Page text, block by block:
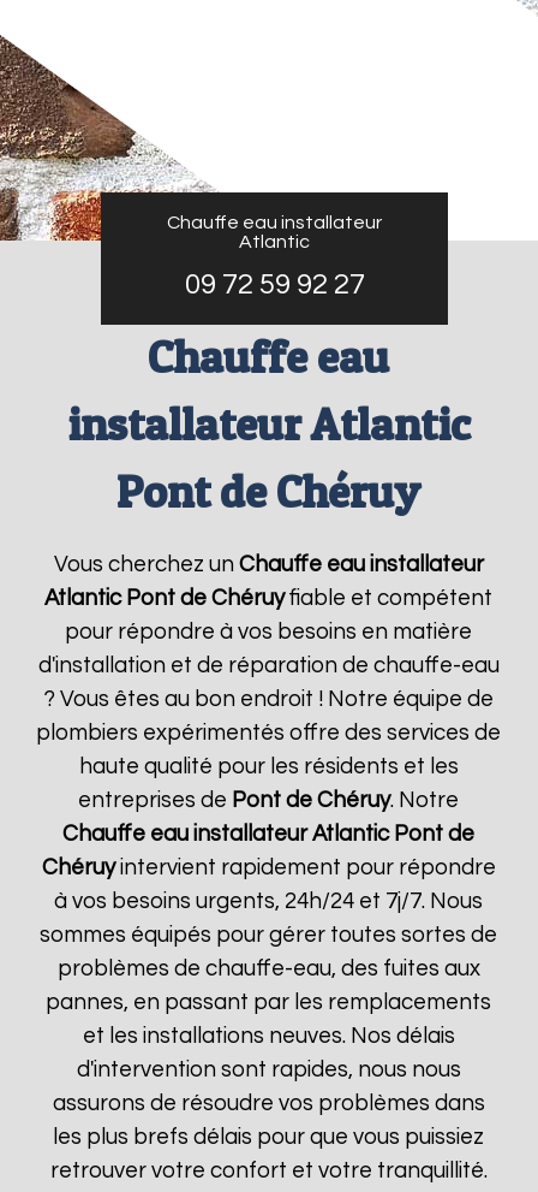
Chauffe eau installateur
Atlantic
09 72 59 92 27
Chauffe eau
installateur Atlantic
Pont de Chéruy
Vous cherchez un Chauffe eau installateur
Atlantic Pont de Chéruyfiable et compétent
pour répondre à vos besoins en matière
d'installation et de réparation de chauffe-eau
? Vous êtes au bon endroit ! Notre équipe de
plombiers expérimentés offre des services de
haute qualité pour les résidents et les
entreprises de Pont de Chéruy. Notre
Chauffe eau installateur Atlantic Pont de
Chéruyintervient rapidement pour répondre
à vos besoins urgents, 24h/24 et 7j/7. Nous
sommes équipés pour gérer toutes sortes de
problèmes de chauffe-eau, des fuites aux
pannes, en passant par les remplacements
et les installations neuves. Nos délais
d'intervention sont rapides, nous nous
assurons de résoudre vos problèmes dans
les plus brefs délais pour que vous puissiez
retrouver votre confort et votre tranquillité.